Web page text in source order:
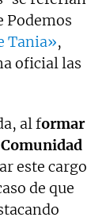
Podemos
Tania»,
oficial las
al formar
este cargo
de que